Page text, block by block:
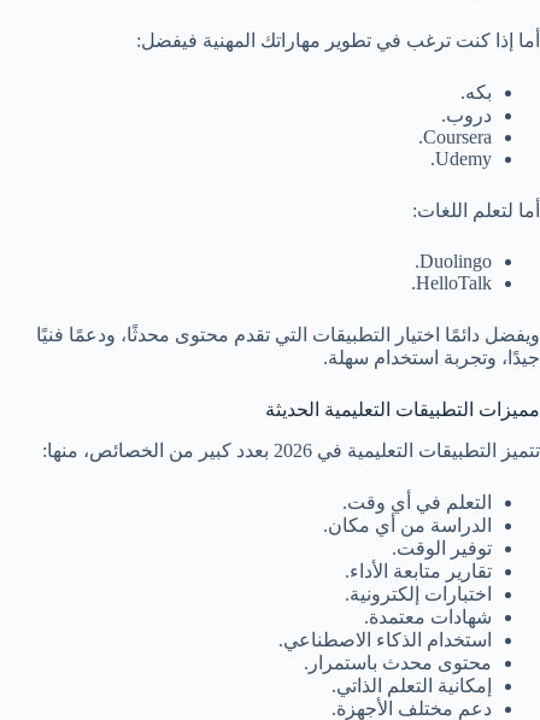
أما إذا كنت ترغب في تطوير مهاراتك المهنية فيفضل:
بكه.
دروب.
Coursera.
Udemy.
أما لتعلم اللغات:
Duolingo.
HelloTalk.
ويفضل دائمًا اختيار التطبيقات التي تقدم محتوى محدثًا، ودعمًا فنيًا
جيدًا، وتجربة استخدام سهلة.
مميزات التطبيقات التعليمية الحديثة
تتميز التطبيقات التعليمية في 2026 بعدد كبير من الخصائص، منها:
التعلم في أي وقت.
الدراسة من أي مكان.
توفير الوقت.
تقارير متابعة الأداء.
اختبارات إلكترونية.
شهادات معتمدة.
استخدام الذكاء الاصطناعي.
محتوى محدث باستمرار.
إمكانية التعلم الذاتي.
دعم مختلف الأجهزة.